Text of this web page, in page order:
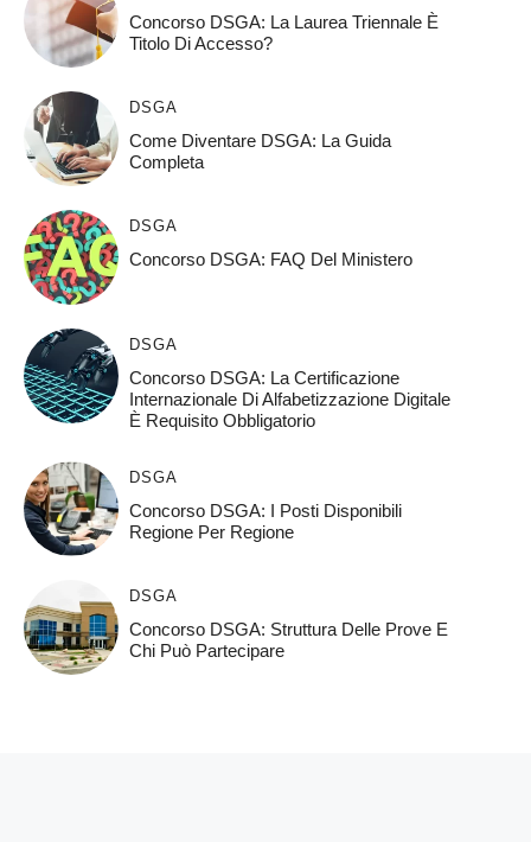
Concorso DSGA: La Laurea Triennale È
Titolo Di Accesso?
DSGA
Come Diventare DSGA: La Guida
Completa
DSGA
Concorso DSGA: FAQ Del Ministero
DSGA
Concorso DSGA: La Certificazione
Internazionale Di Alfabetizzazione Digitale
È Requisito Obbligatorio
DSGA
Concorso DSGA: I Posti Disponibili
Regione Per Regione
DSGA
Concorso DSGA: Struttura Delle Prove E
Chi Può Partecipare